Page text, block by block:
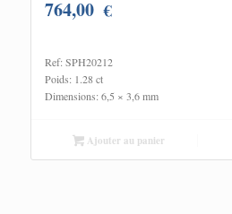
764,00 €
Ref: SPH20212
Poids: 1.28 ct
Dimensions: 6,5 × 3,6 mm
Ajouter au panier